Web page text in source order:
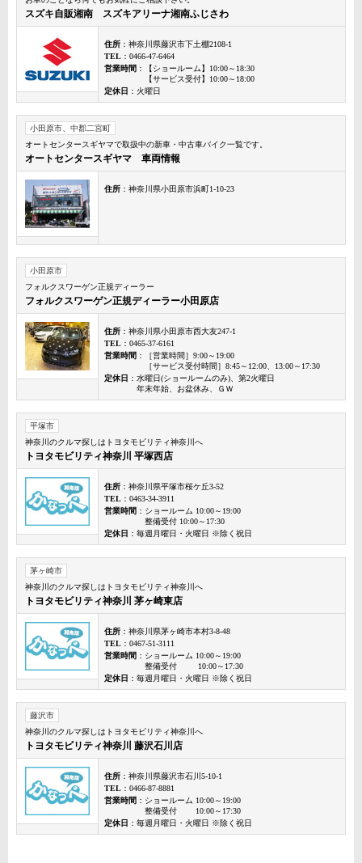
スズキ自販湘南 スズキアリーナ湘南ふじさわ
住所 ：神奈川県藤沢市下土棚2108-1
TEL ：0466-47-6464
営業時間 ：【ショールーム】10:00～18:30
【サービス受付】10:00～18:00
定休日 ：火曜日
小田原市、中郡二宮町
オートセンタースギヤマで取扱中の新車・中古車バイク一覧です。
オートセンタースギヤマ 車両情報
住所 ：神奈川県小田原市浜町1-10-23
小田原市
フォルクスワーゲン正規ディーラー
フォルクスワーゲン正規ディーラー小田原店
住所 ：神奈川県小田原市西大友247-1
TEL ：0465-37-6161
営業時間 ：［営業時間］9:00～19:00
［サービス受付時間］8:45～12:00、13:00～17:30
定休日 ：水曜日(ショールームのみ)、第2火曜日
年末年始、お盆休み、ＧＷ
平塚市
神奈川のクルマ探しはトヨタモビリティ神奈川へ
トヨタモビリティ神奈川 平塚西店
住所 ：神奈川県平塚市桜ケ丘3-52
TEL ：0463-34-3911
営業時間 ：ショールーム 10:00～19:00
整備受付 10:00～17:30
定休日 ：毎週月曜日・火曜日 ※除く祝日
茅ヶ崎市
神奈川のクルマ探しはトヨタモビリティ神奈川へ
トヨタモビリティ神奈川 茅ヶ崎東店
住所 ：神奈川県茅ヶ崎市本村3-8-48
TEL ：0467-51-3111
営業時間 ：ショールーム 10:00～19:00
整備受付 10:00～17:30
定休日 ：毎週月曜日・火曜日 ※除く祝日
藤沢市
神奈川のクルマ探しはトヨタモビリティ神奈川へ
トヨタモビリティ神奈川 藤沢石川店
住所 ：神奈川県藤沢市石川5-10-1
TEL ：0466-87-8881
営業時間 ：ショールーム 10:00～19:00
整備受付 10:00～17:30
定休日 ：毎週月曜日・火曜日 ※除く祝日